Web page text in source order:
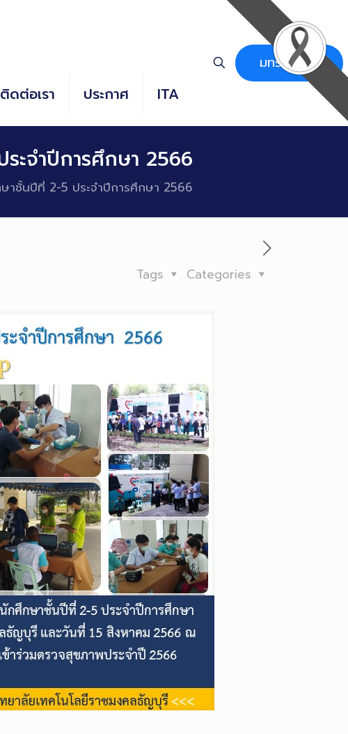
ติดต่อเรา ประกาศ ITA
มทร.ธัญบุรี
ะจำปีการศึกษา 2566
ชั้นปีที่ 2-5 ประจำปีการศึกษา 2566
Categories
Tags